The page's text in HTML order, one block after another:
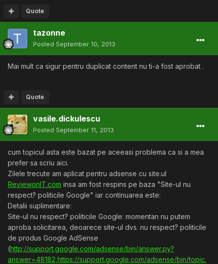
Quote
tazonne
Posted September 10, 2013
Mai mult ca sigur pentru duplicat content nu ti-a fost aprobat .
Quote
vasile.dickulescu
Posted September 11, 2013
cum topicul asta este bazat pe aceeasi problema ca si a mea
prefer sa scriu aici.
Zilele trecute am aplicat pentru adsense cu site.ul
ReviewonIT.com insa am fost respins pe baza "Site-ul nu
respect? politicile Google" iar continuarea este:
Detalii suplimentare:
Site-ul nu respect? politicile Google: momentan nu putem
aproba solicitarea, deoarece site-ul dvs. nu respect? politicile
de produs Google AdSense
(http://support.google.com/adsense/bin/answer.py?
answer=48182,https://support.google.com/adsense/bin/topic.